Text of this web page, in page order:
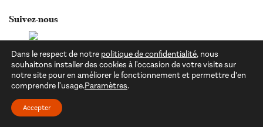
Suivez-nous
Dans le respect de notre politique de confidentialité, nous
souhaitons installer des cookies à l'occasion de votre visite sur
notre site pour en améliorer le fonctionnement et permettre d’en
comprendre l'usage.Paramètres.
Accepter